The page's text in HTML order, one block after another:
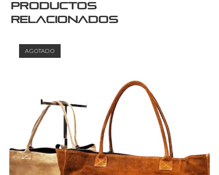
Productos
relacionados
AGOTADO